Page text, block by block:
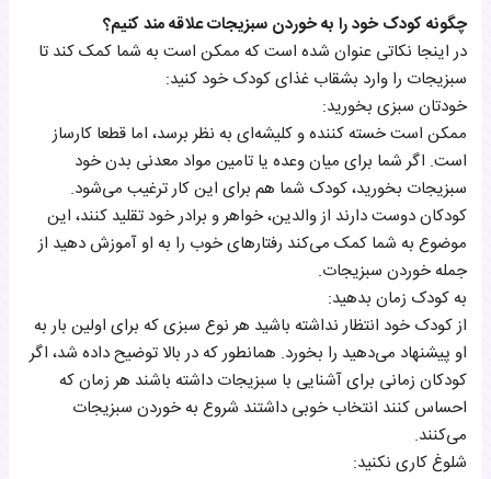
چگونه کودک خود را به خوردن سبزیجات علاقه مند کنیم؟
در اینجا نکاتی عنوان شده‌ است که ممکن است به شما کمک کند تا
سبزیجات را وارد بشقاب غذای کودک خود کنید:
خودتان سبزی بخورید:
ممکن است خسته ‌کننده و کلیشه‌ای به نظر برسد، اما قطعا کارساز
است. اگر شما برای میان وعده یا تامین مواد معدنی بدن خود
سبزیجات بخورید، کودک شما هم برای این‌ کار ترغیب می‌شود.
کودکان دوست دارند از والدین، خواهر و برادر خود تقلید کنند، این
موضوع به شما کمک می‌کند رفتارهای خوب را به او آموزش دهید از
جمله خوردن سبزیجات.
به کودک زمان بدهید:
از کودک خود انتظار نداشته باشید هر نوع سبزی که برای اولین بار به
او پیشنهاد می‌دهید را بخورد. همانطور که در بالا توضیح داده شد، اگر
کودکان زمانی برای آشنایی با سبزیجات داشته باشند هر زمان که
احساس کنند انتخاب خوبی داشتند شروع به خوردن سبزیجات
می‌کنند.
شلوغ کاری نکنید: